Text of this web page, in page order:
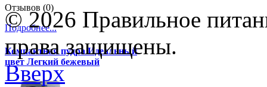
Отзывов (0)
Подробнее...
Компактная пудра Идеальный
цвет Легкий бежевый
© 2026 Правильное
права защищены.
Вверх